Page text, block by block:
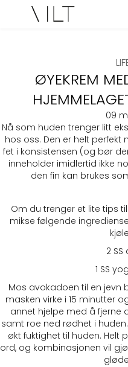
ØYEKREM
09
Nå som huden trenger litt
hos oss. Den er helt perfekt
fet i konsistensen (og bør
inneholder imidlertid ikke
den fin kan brukes
Om du trenger et lite tips
mikse følgende
2
1 SS
Mos avokadoen til en jevn
masken virke i 15 minutter
annet hjelpe med å fjerne
samt roe ned rødhet i
økt fuktighet til huden. Helt
ord, og kombinasjonen vil